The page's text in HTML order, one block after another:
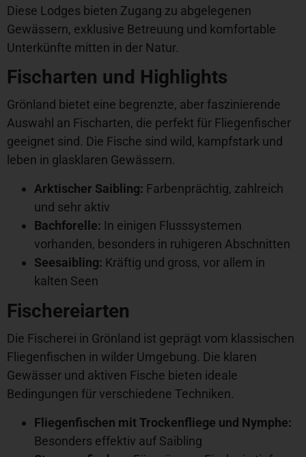
Diese Lodges bieten Zugang zu abgelegenen
Gewässern, exklusive Betreuung und komfortable
Unterkünfte mitten in der Natur.
Fischarten und Highlights
Grönland bietet eine begrenzte, aber faszinierende
Auswahl an Fischarten, die perfekt für Fliegenfischer
geeignet sind. Die Fische sind wild, kampfstark und
leben in glasklaren Gewässern.
Arktischer Saibling: Farbenprächtig, zahlreich
und sehr aktiv
Bachforelle: In einigen Flusssystemen
vorhanden, besonders in ruhigeren Abschnitten
Seesaibling: Kräftig und gross, vor allem in
kalten Seen
Fischereiarten
Die Fischerei in Grönland ist geprägt vom klassischen
Fliegenfischen in wilder Umgebung. Die klaren
Gewässer und aktiven Fische bieten ideale
Bedingungen für verschiedene Techniken.
Fliegenfischen mit Trockenfliege und Nymphe:
Besonders effektiv auf Saibling